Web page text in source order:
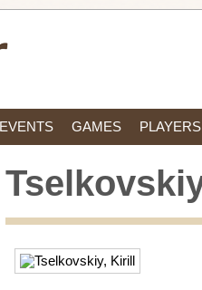
EVENTS GAMES PLAYERS